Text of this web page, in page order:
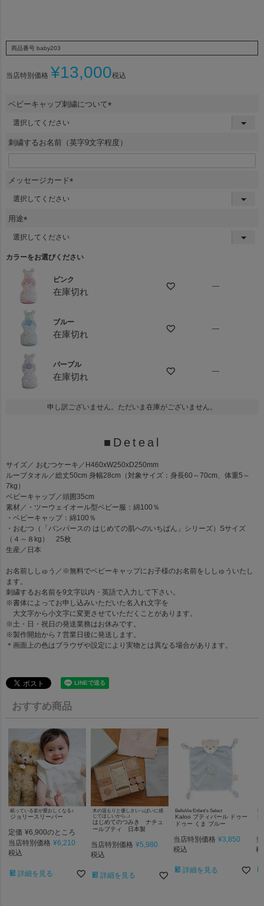
商品番号 baby203
当店特別価格 ¥13,000税込
ベビーキャップ刺繍について
須
)
刺繍するお名前（英字9文字程度）
メッセージカード
用途
(
須
カラーをお選びください
ピンク
在庫切れ
—
ブルー
在庫切れ
—
パープル
在庫切れ
—
申し訳ございません。ただいま在庫がございません。
■Deteal
サイズ／ おむつケーキ／H460xW250xD250mm
ループタオル／総丈50cm 身幅28cm（対象サイズ：身長60～70cm、体重5～
7kg）
ベビーキャップ／頭囲35cm
素材 ／・ツーウェイオール型ベビー服：綿100％
・ベビーキャップ：綿100％
・おむつ（「パンパースの はじめての肌へのいちばん」シリーズ）Sサイズ
（４～８kg） 25枚
生産 ／日本
お名前ししゅう ／※無料でベビーキャップにお子様のお名前をししゅういたし
ます。
刺繍するお名前を9文字以内・英語で入力して下さい。
※書体によってお申し込みいただいた名入れ文字を
大文字から小文字に変更させていただくことがあります。
※土・日・祝日の発送業務はお休みです。
※製作開始から７営業日後に発送します。
＊画面上の色はブラウザや設定により実物とは異なる場合があります。
おすすめ商品
眠っている姿が愛おしくなる♪
ジョリースリーパー
定価 ¥6,900のところ
当店特別価格 ¥6,210
税込
詳細を見る
木の温もりと優しさいっぱいに感
じてほしいから..♪
はじめてのつみき ナチュ
ールプティ 日本製
当店特別価格 ¥5,980
税込
詳細を見る
BelleVie Enfant's Select
Kaloo プティパール ドゥー
ドゥー くま ブルー
当店特別価格 ¥3,850
税込
詳細を見る
税